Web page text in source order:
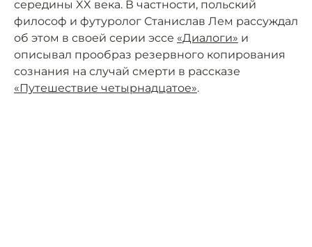
середины XX века. В частности, польский
философ и футуролог Станислав Лем рассуждал
об этом в своей серии эссе «Диалоги» и
описывал прообраз резервного копирования
сознания на случай смерти в рассказе
«Путешествие четырнадцатое».